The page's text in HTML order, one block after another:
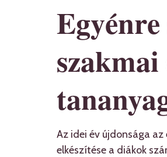
Az idei év újdonsága
elkészítése a diákok